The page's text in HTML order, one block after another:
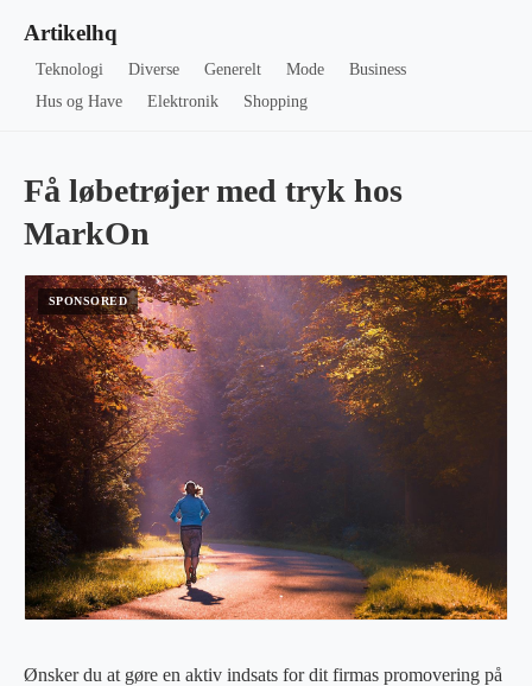
Artikelhq
Teknologi Diverse Generelt Mode
Business
Hus og Have
Elektronik Shopping
Få løbetrøjer med tryk hos
MarkOn
Ønsker du at gøre en aktiv indsats for dit firmas promovering på